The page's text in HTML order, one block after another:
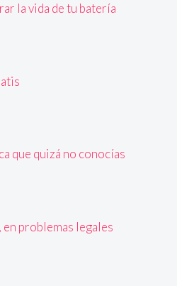
la vida de tu batería
que quizá no conocías
en problemas legales